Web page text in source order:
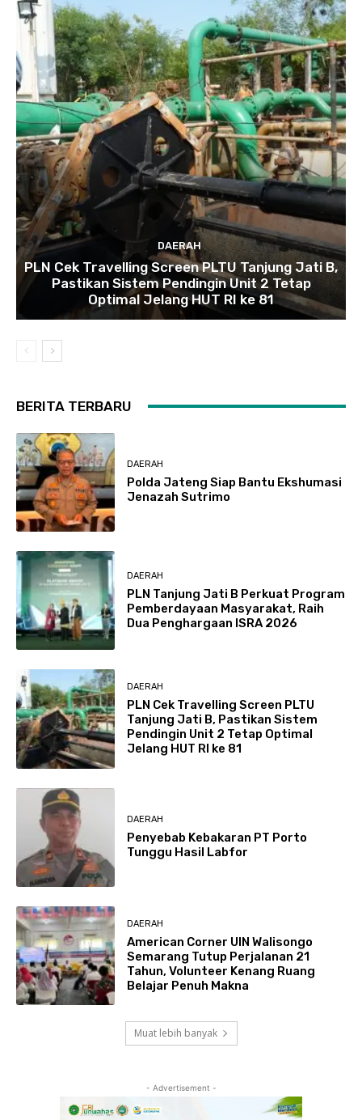
DAERAH
PLN Cek Travelling Screen PLTU Tanjung Jati B,
Pastikan Sistem Pendingin Unit 2 Tetap
Optimal Jelang HUT RI ke 81
BERITA TERBARU
DAERAH
Polda Jateng Siap Bantu Ekshumasi
Jenazah Sutrimo
DAERAH
PLN Tanjung Jati B Perkuat Program
Pemberdayaan Masyarakat, Raih
Dua Penghargaan ISRA 2026
DAERAH
PLN Cek Travelling Screen PLTU
Tanjung Jati B, Pastikan Sistem
Pendingin Unit 2 Tetap Optimal
Jelang HUT RI ke 81
DAERAH
Penyebab Kebakaran PT Porto
Tunggu Hasil Labfor
DAERAH
American Corner UIN Walisongo
Semarang Tutup Perjalanan 21
Tahun, Volunteer Kenang Ruang
Belajar Penuh Makna
Muat lebih banyak
- Advertisement -